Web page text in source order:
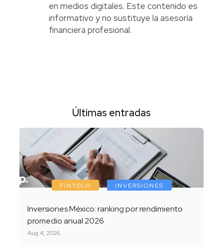
en medios digitales. Este contenido es
informativo y no sustituye la asesoría
financiera profesional.
Últimas entradas
FINTECH INVERSIONES
Inversiones México: ranking por rendimiento
promedio anual 2026
Aug 4, 2026